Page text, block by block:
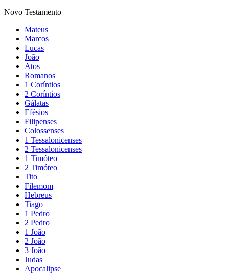
Novo Testamento
Mateus
Marcos
Lucas
João
Atos
Romanos
1 Coríntios
2 Coríntios
Gálatas
Efésios
Filipenses
Colossenses
1 Tessalonicenses
2 Tessalonicenses
1 Timóteo
2 Timóteo
Tito
Filemom
Hebreus
Tiago
1 Pedro
2 Pedro
1 João
2 João
3 João
Judas
Apocalipse